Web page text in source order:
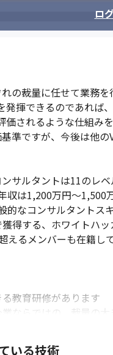
ロ
の裁量に任せて業務を
発揮できるのであれ
価されるような仕組
準ですが、今後は他
サルタントは11のレ
収は1,200万円～1,500
的なコンサルタント
得する、ホワイトハ
えるメンバーも在籍し
教育研修があります
業ならではの、裁量の
いる技術